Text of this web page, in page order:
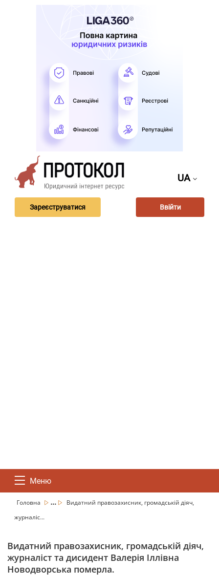
UA
Зареєструватися Ввійти
Меню
Головна ...
Видатний правозахисник, громадській діяч,
журналіс...
Видатний правозахисник, громадській діяч,
журналіст та дисидент Валерія Іллівна
Новодворська померла.